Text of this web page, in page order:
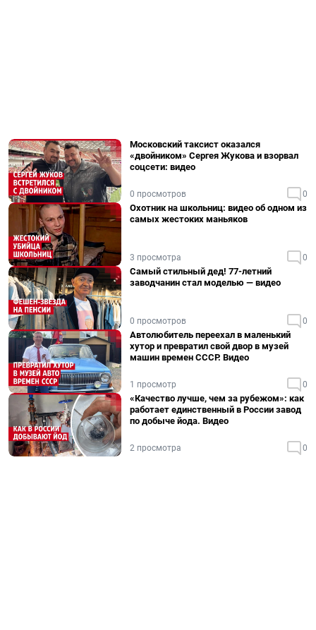
Московский таксист оказался
«двойником» Сергея Жукова и взорвал
соцсети: видео
0 просмотров 0
Охотник на школьниц: видео об одном из
самых жестоких маньяков
3 просмотра 0
Самый стильный дед! 77-летний
заводчанин стал моделью — видео
0 просмотров 0
Автолюбитель переехал в маленький
хутор и превратил свой двор в музей
машин времен СССР. Видео
1 просмотр 0
«Качество лучше, чем за рубежом»: как
работает единственный в России завод
по добыче йода. Видео
2 просмотра 0